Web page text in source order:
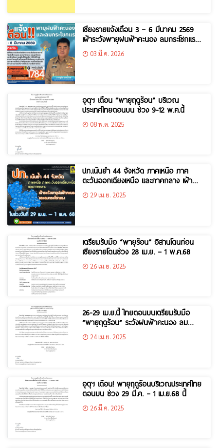
เชียงรายแจ้งเตือน 3 – 6 มีนาคม 2569
เฝ้าระวังพายุฝนฟ้าคะนอง ลมกระโชกแรง
และลูกเห็บตก
03 มี.ค. 2026
อุตุฯ เตือน “พายุฤดูร้อน” บริเวณ
ประเทศไทยตอนบน ช่วง 9-12 พ.ค.นี้
08 พ.ค. 2025
ปภ.เน้นย้ำ 44 จังหวัด ภาคเหนือ ภาค
ตะวันออกเฉียงเหนือ และภาคกลาง เฝ้า
ระวังพายุฝนฟ้าคะนองและลมกระโชกแรง
ในช่วงวันที่ 29 เม.ย. – 1 พ.ค. 68
29 เม.ย. 2025
เตรียมรับมือ “พายุร้อน” อิสานโดนก่อน
เชียงรายโดนช่วง 28 เม.ย. – 1 พ.ค.68
26 เม.ย. 2025
26-29 เม.ย.นี้ ไทยตอนบนเตรียมรับมือ
“พายุฤดูร้อน” ระวังฝนฟ้าคะนอง ลม
กระโชกแรง ฟ้าผ่า ลูกเห็บตก
24 เม.ย. 2025
อุตุฯ เตือน! พายุฤดูร้อนบริเวณประเทศไทย
ตอนบน ช่วง 29 มี.ค. – 1 เม.ย.68 นี้
26 มี.ค. 2025